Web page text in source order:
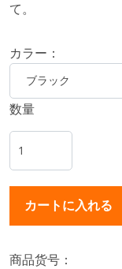
て。
カラー：
数量
商品货号：